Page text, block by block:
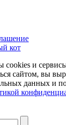
кот
и
сайтом, вы
данных и